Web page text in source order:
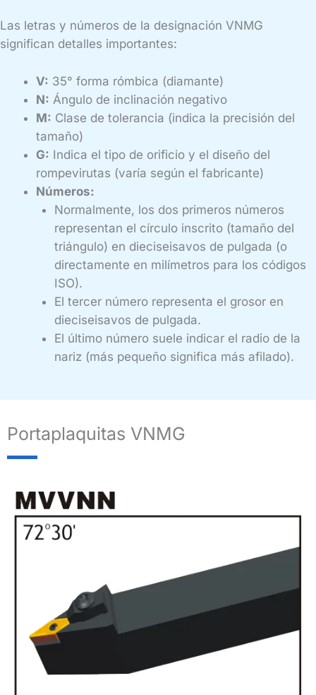
Las letras y números de la designación VNMG
significan detalles importantes:
V: 35° forma rómbica (diamante)
N: Ángulo de inclinación negativo
M: Clase de tolerancia (indica la precisión del
tamaño)
G: Indica el tipo de orificio y el diseño del
rompevirutas (varía según el fabricante)
Números:
Normalmente, los dos primeros números
representan el círculo inscrito (tamaño del
triángulo) en dieciseisavos de pulgada (o
directamente en milímetros para los códigos
ISO).
El tercer número representa el grosor en
dieciseisavos de pulgada.
El último número suele indicar el radio de la
nariz (más pequeño significa más afilado).
Portaplaquitas VNMG